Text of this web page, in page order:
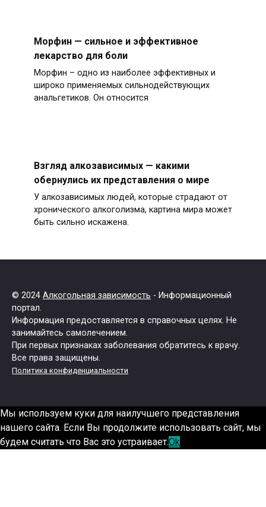
Морфин — сильное и эффективное
лекарство для боли
Морфин – одно из наиболее эффективных и
широко применяемых сильнодействующих
анальгетиков. Он относится
Взгляд алкозависимых — какими
обернулись их представления о мире
У алкозависимых людей, которые страдают от
хронического алкоголизма, картина мира может
быть сильно искажена.
© 2024 Алкогольная зависимость - Информационный
портал.
Информация предоставляется в справочных целях. Не
занимайтесь самолечением.
При первых признаках заболевания обратитесь к врачу.
Все права защищены.
Политика конфиденциальности
Мы используем куки для наилучшего представления
нашего сайта. Если Вы продолжите использовать сайт, мы
будем считать что Вас это устраивает.Ok